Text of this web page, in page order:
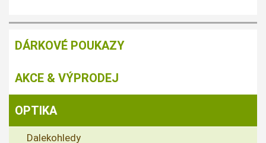
DÁRKOVÉ POUKAZY
AKCE & VÝPRODEJ
OPTIKA
Dalekohledy